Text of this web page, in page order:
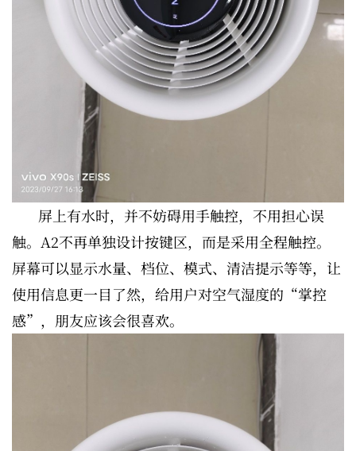
屏上有水时，并不妨碍用手触控，不用担心误
触。A2不再单独设计按键区，而是采用全程触控。
屏幕可以显示水量、档位、模式、清洁提示等等，让
使用信息更一目了然，给用户对空气湿度的“掌控
感”，朋友应该会很喜欢。